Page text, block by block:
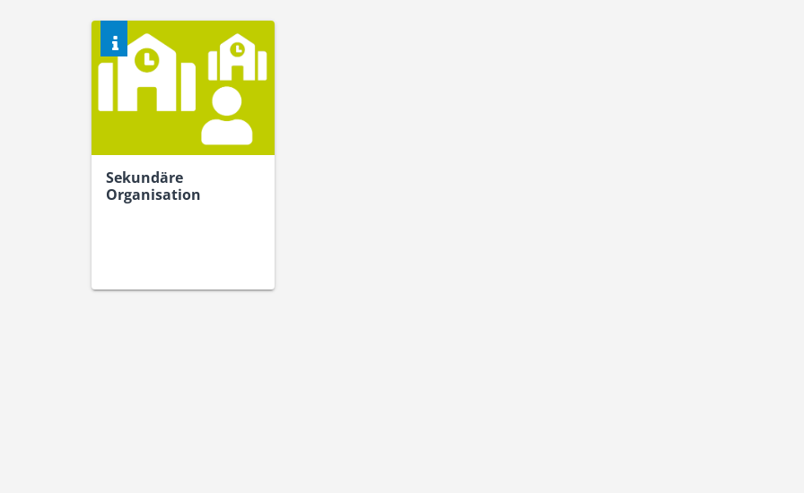
Sekundäre
Organisation